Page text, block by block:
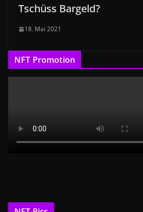
Tschüss Bargeld?
18. Mai 2021
NFT Promotion